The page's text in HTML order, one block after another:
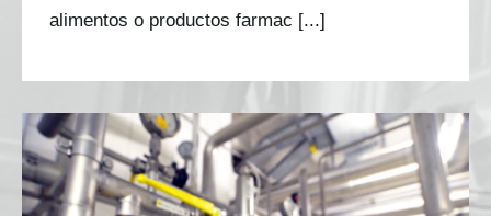
alimentos o productos farmac [...]